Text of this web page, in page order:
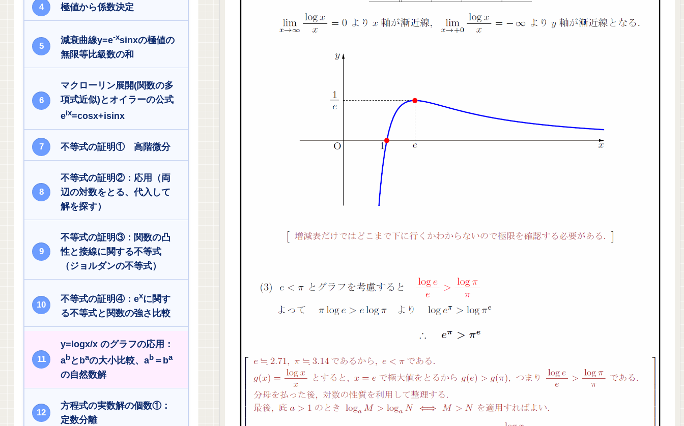
極値から係数決定
減衰曲線y=e-xsinxの極値の
無限等比級数の和
マクローリン展開(関数の多
項式近似)とオイラーの公式
eix=cosx+isinx
不等式の証明① 高階微分
不等式の証明②：応用（両
辺の対数をとる、代入して
解を探す）
不等式の証明③：関数の凸
性と接線に関する不等式
（ジョルダンの不等式）
不等式の証明④：exに関す
る不等式と関数の強さ比較
y=logx/x のグラフの応用：
abとbaの大小比較、ab ＝ba
の自然数解
方程式の実数解の個数①：
定数分離